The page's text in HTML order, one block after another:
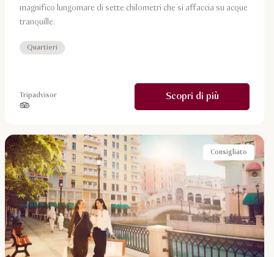
Quartieri
magnifico lungomare di sette chilometri che si affaccia su acque
tranquille.
Tripadvisor
Scopri di più
Consigliato